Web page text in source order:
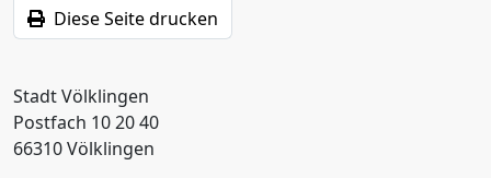
Diese Seite drucken
Stadt Völklingen
Postfach 10 20 40
66310 Völklingen